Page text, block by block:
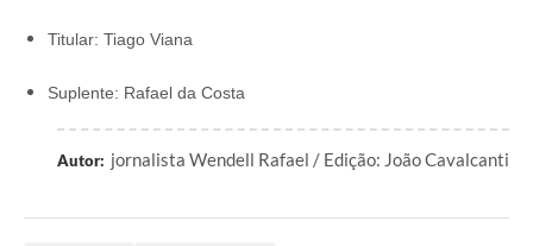
Titular: Tiago Viana
Suplente: Rafael da Costa
Autor: jornalista Wendell Rafael / Edição: João Cavalcanti